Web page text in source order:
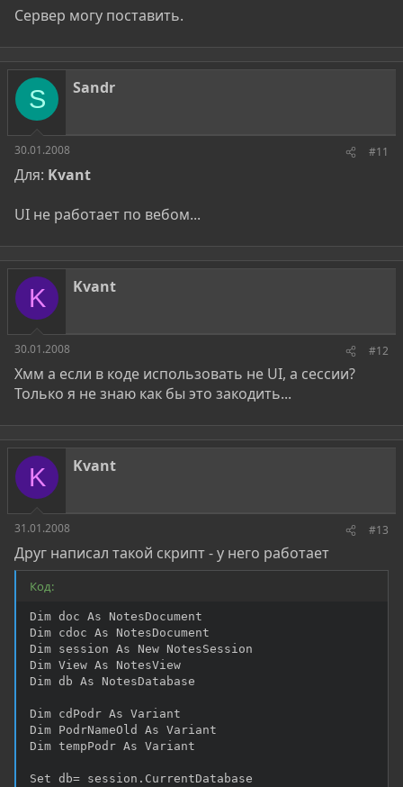
Сервер могу поставить.
S Sandr
30.01.2008 #11
Для: Kvant
UI не работает по вебом...
K Kvant
30.01.2008 #12
Хмм а если в коде использовать не UI, а сессии?
Только я не знаю как бы это закодить...
K Kvant
31.01.2008 #13
Друг написал такой скрипт - у него работает
Код:
Dim doc As NotesDocument
Dim cdoc As NotesDocument
Dim session As New NotesSession
Dim View As NotesView
Dim db As NotesDatabase
Dim cdPodr As Variant
Dim PodrNameOld As Variant
Dim tempPodr As Variant
Set db= session.CurrentDatabase